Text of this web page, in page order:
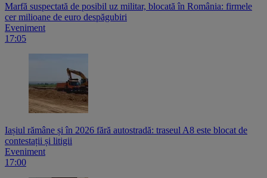
Marfă suspectată de posibil uz militar, blocată în România: firmele
cer milioane de euro despăgubiri
Eveniment
17:05
Iașiul rămâne și în 2026 fără autostradă: traseul A8 este blocat de
contestații și litigii
Eveniment
17:00